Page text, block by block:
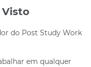
Visto
do Post Study Work
em qualquer